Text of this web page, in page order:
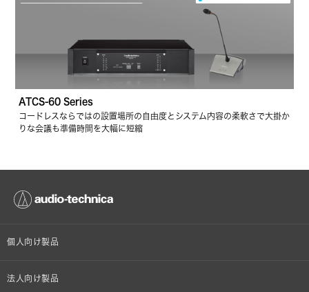
ATCS‐60 Series
コードレスならではの設置場所の自由度とシステム内容の柔軟さで大掛か
りな会議も準備時間を大幅に短縮
個人向け製品
オンラインストア限定
法人向け製品